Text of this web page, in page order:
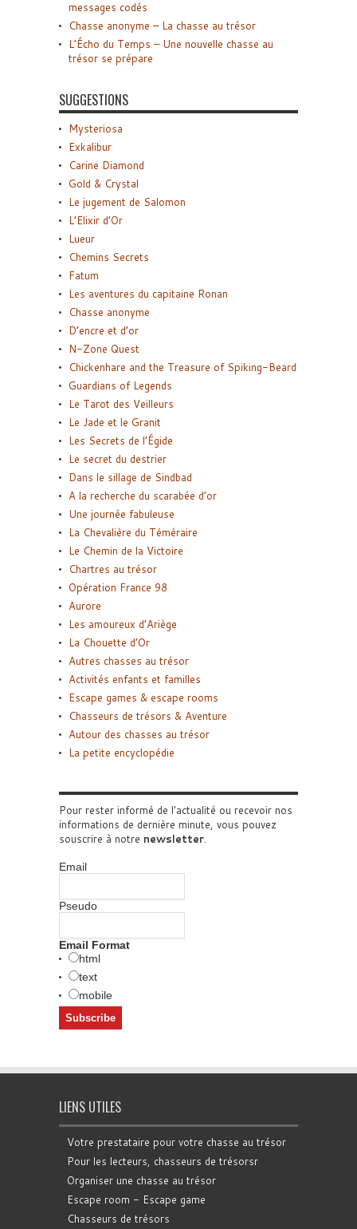
messages codés
Chasse anonyme – La chasse au trésor
L’Écho du Temps – Une nouvelle chasse au
trésor se prépare
SUGGESTIONS
Mysteriosa
Exkalibur
Carine Diamond
Gold & Crystal
Le jugement de Salomon
L’Elixir d’Or
Lueur
Chemins Secrets
Fatum
Les aventures du capitaine Ronan
Chasse anonyme
D’encre et d’or
N-Zone Quest
Chickenhare and the Treasure of Spiking-Beard
Guardians of Legends
Le Tarot des Veilleurs
Le Jade et le Granit
Les Secrets de l’Égide
Le secret du destrier
Dans le sillage de Sindbad
A la recherche du scarabée d’or
Une journée fabuleuse
La Chevalière du Téméraire
Le Chemin de la Victoire
Chartres au trésor
Opération France 98
Aurore
Les amoureux d’Ariège
La Chouette d’Or
Autres chasses au trésor
Activités enfants et familles
Escape games & escape rooms
Chasseurs de trésors & Aventure
Autour des chasses au trésor
La petite encyclopédie
Pour rester informé de l'actualité ou recevoir nos
informations de dernière minute, vous pouvez
souscrire à notre newsletter.
Email
Pseudo
Email Format
html
text
mobile
LIENS UTILES
Votre prestataire pour votre chasse au trésor
Pour les lecteurs, chasseurs de trésorsr
Organiser une chasse au trésor
Escape room - Escape game
Chasseurs de trésors